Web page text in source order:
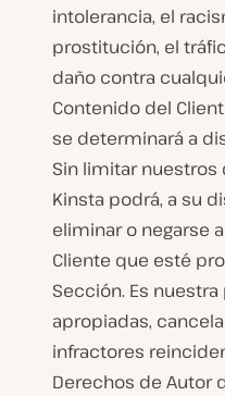
intolerancia, el
prostitución, el
daño contra
Contenido del
se determinará a
Sin limitar nuestros
Kinsta podrá, a su
eliminar o negarse
Cliente que esté
Sección. Es
apropiadas,
infractores
Derechos de Autor